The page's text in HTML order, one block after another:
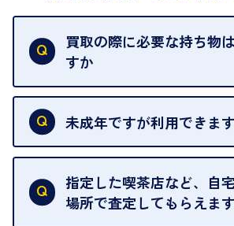
買取の際に必要な持ち物
すか
本人確認書類をご用意ください
類はこちらをご確認ください。
未成年ですが利用できま
18歳未満の方は、保護者の同意
ただけません。
指定した喫茶店など、自
場所で査定してもらえま